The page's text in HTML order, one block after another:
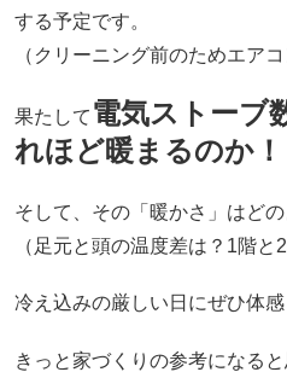
する予定です。
（クリーニング前のためエア
果たして 電気ストーブ
れほど暖まるのか！
そして、その「暖かさ」はど
（足元と頭の温度差は？1階と
冷え込みの厳しい日にぜひ体
きっと家づくりの参考になると